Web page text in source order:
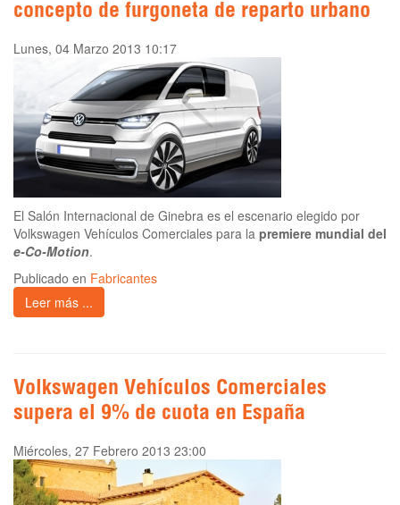
concepto de furgoneta de reparto urbano
Lunes, 04 Marzo 2013 10:17
El Salón Internacional de Ginebra es el escenario elegido por
Volkswagen Vehículos Comerciales para la premiere mundial del
e-Co-Motion.
Publicado en Fabricantes
Leer más ...
Volkswagen Vehículos Comerciales
supera el 9% de cuota en España
Miércoles, 27 Febrero 2013 23:00